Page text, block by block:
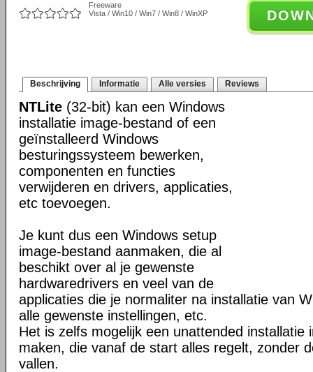
Freeware
Vista / Win10 / Win7 / Win8 / WinXP
Beschrijving Informatie Alle versies Reviews
NTLite (32-bit) kan een Windows
installatie image-bestand of een
geïnstalleerd Windows
besturingssysteem bewerken,
componenten en functies
verwijderen en drivers, applicaties,
etc toevoegen.
Je kunt dus een Windows setup
image-bestand aanmaken, die al
beschikt over al je gewenste
hardwaredrivers en veel van de
applicaties die je normaliter na installatie van
alle gewenste instellingen, etc.
Het is zelfs mogelijk een unattended installatie
maken, die vanaf de start alles regelt, zonder
vallen.